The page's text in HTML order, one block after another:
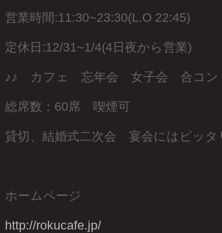
営業時間:11:30~23:30(L.O 22:45)
定休日:12/31~1/4(4日夜から営業)
♪♪ カフェ 忘年会 女子会 合コ
総席数：60席 喫煙可
貸切、結婚式二次会 宴会にはピッタ
ホームページ
http://rokucafe.jp/